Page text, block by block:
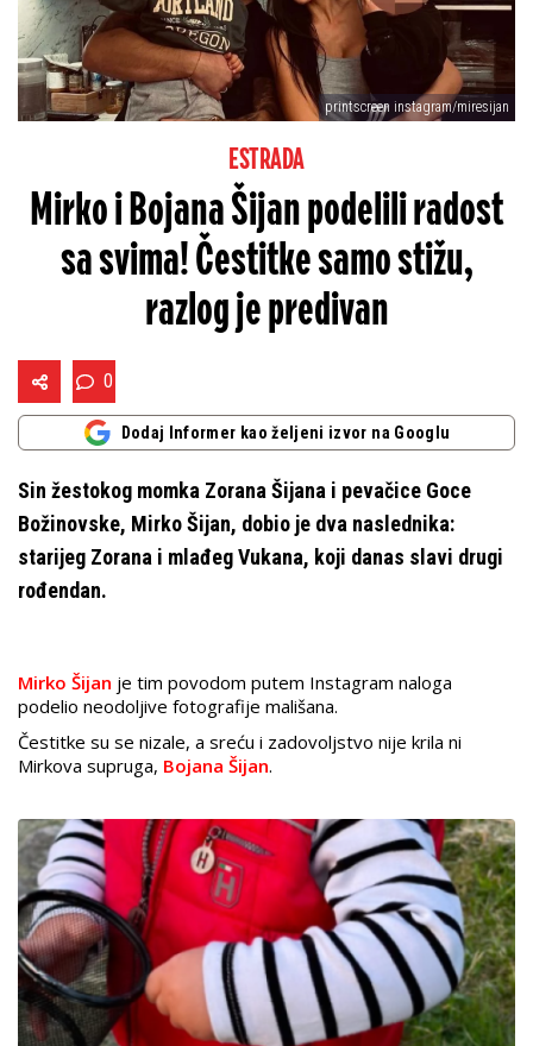
printscreen instagram/miresijan
ESTRADA
Mirko i Bojana Šijan podelili radost
sa svima! Čestitke samo stižu,
razlog je predivan
0
Dodaj Informer kao željeni izvor na Googlu
Sin žestokog momka Zorana Šijana i pevačice Goce
Božinovske, Mirko Šijan, dobio je dva naslednika:
starijeg Zorana i mlađeg Vukana, koji danas slavi drugi
rođendan.
Mirko Šijan je tim povodom putem Instagram naloga
podelio neodoljive fotografije mališana.
Čestitke su se nizale, a sreću i zadovoljstvo nije krila ni
Mirkova supruga, Bojana Šijan.